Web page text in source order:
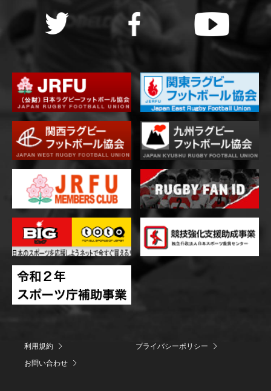
利用規約
プライバシーポリシー
お問い合わせ